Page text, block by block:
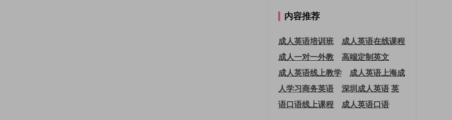
内容推荐
成人英语培训班
成人英语在线课程
成人一对一外教
高端定制英文
成人英语线上教学
成人英语上海成
人学习商务英语
深圳成人英语英
语口语线上课程
成人英语口语